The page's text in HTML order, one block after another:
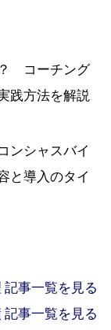
コーチング
践方法を解説
ンシャスバイ
と導入のタイ
記事一覧を見る
事一覧を見る